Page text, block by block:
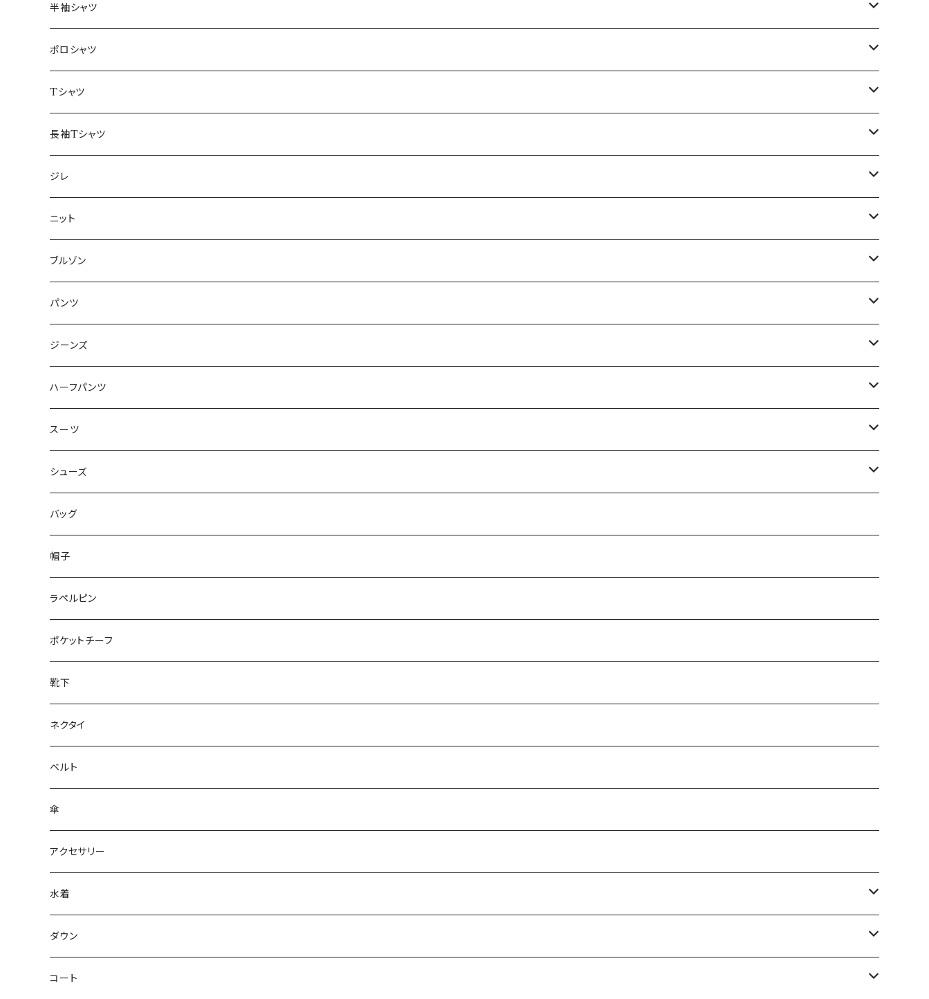
46/M
48/L
50/XL～
～44/S
46/M
48/L
50/XL～
半袖シャツ
～44/S
46/M
48/L
50/XL～
ポロシャツ
～44/S
46/M
48/L
50/XL～
Tシャツ
～44/S
46/M
48/L
50/XL～
長袖Tシャツ
～44/S
46/M
48/L
50/XL～
ジレ
～44/S
46/M
48/L
50/XL～
ニット
～44/S
46/M
48/L
50/XL～
ブルゾン
～44/S
46/M
48/L
50/XL～
パンツ
～44/S
46/M
48/L
50/XL～
ジーンズ
～44/S
46/M
48/L
50/XL～
ハーフパンツ
～44/S
46/M
48/L
50/XL～
スーツ
～44/S
46/M
48/L
50/XL～
シューズ
～25.5cm
26cm～
27cm～
28cm～
バッグ
帽子
ラペルピン
ポケットチーフ
靴下
ネクタイ
ベルト
傘
アクセサリー
水着
～44/S
46/M
ダウン
～44/S
コート